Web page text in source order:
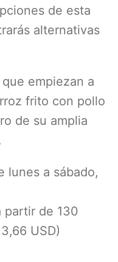
de esta
alternativas
empiezan a
frito con pollo
de su amplia
lunes a sábado,
partir de 130
USD)